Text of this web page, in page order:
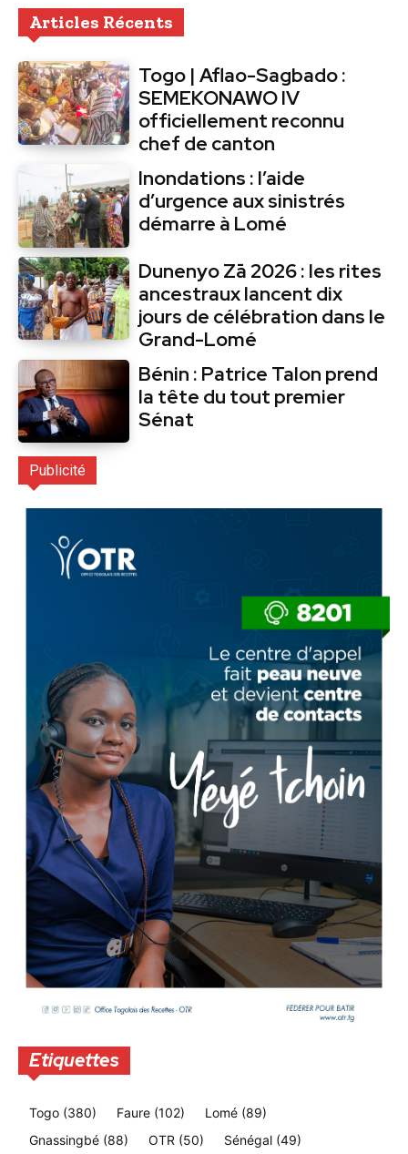
Articles Récents
Togo | Aflao-Sagbado :
SEMEKONAWO IV
officiellement reconnu
chef de canton
Inondations : l’aide
d’urgence aux sinistrés
démarre à Lomé
Dunenyo Zā 2026 : les rites
ancestraux lancent dix
jours de célébration dans le
Grand-Lomé
Bénin : Patrice Talon prend
la tête du tout premier
Sénat
Publicité
Etiquettes
Togo (380) Faure (102) Lomé (89)
Gnassingbé (88) OTR (50) Sénégal (49)